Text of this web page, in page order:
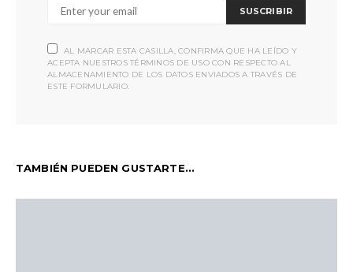
SUSCRIBIR
AL MARCAR ESTA CASILLA, CONFIRMA QUE HA LEÍDO Y
ACEPTA NUESTROS TÉRMINOS DE USO CON RESPECTO AL
ALMACENAMIENTO DE LOS DATOS ENVIADOS A TRAVÉS DE
ESTE FORMULARIO.
TAMBIÉN PUEDEN GUSTARTE...